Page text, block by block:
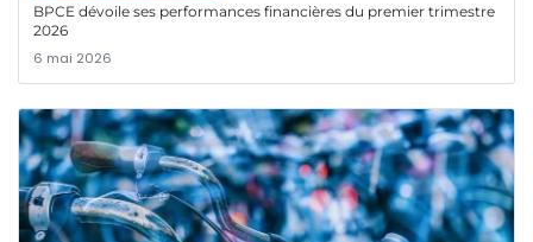
BPCE dévoile ses performances financières du premier trimestre
2026
6 mai 2026